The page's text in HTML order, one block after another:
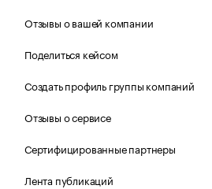
Отзывы о вашей компании
Поделиться кейсом
Создать профиль группы компаний
Отзывы о сервисе
Сертифицированные партнеры
Лента публикаций